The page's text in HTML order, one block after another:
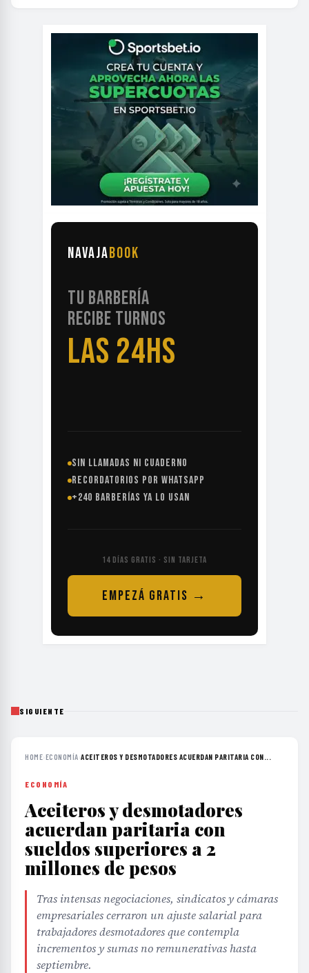
NAVAJABOOK
TU BARBERÍA
RECIBE TURNOS
LAS 24HS
SIN LLAMADAS NI CUADERNO
RECORDATORIOS POR WHATSAPP
+240 BARBERÍAS YA LO USAN
14 DÍAS GRATIS · SIN TARJETA
EMPEZÁ GRATIS →
SIGUIENTE
HOME›ECONOMÍA›ACEITEROS Y DESMOTADORES ACUERDAN PARITARIA CON...
ECONOMÍA
Aceiteros y desmotadores
acuerdan paritaria con
sueldos superiores a 2
millones de pesos
Tras intensas negociaciones, sindicatos y cámaras
empresariales cerraron un ajuste salarial para
trabajadores desmotadores que contempla
incrementos y sumas no remunerativas hasta
septiembre.